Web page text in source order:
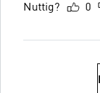
Nuttig? 0